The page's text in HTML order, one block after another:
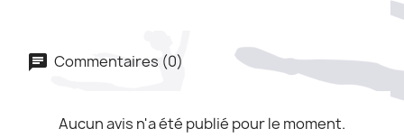
Commentaires (0)
Aucun avis n'a été publié pour le moment.